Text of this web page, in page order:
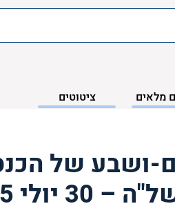
מלאים ציטוטים
ושבע של